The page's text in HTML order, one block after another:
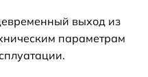
выход из
параметрам